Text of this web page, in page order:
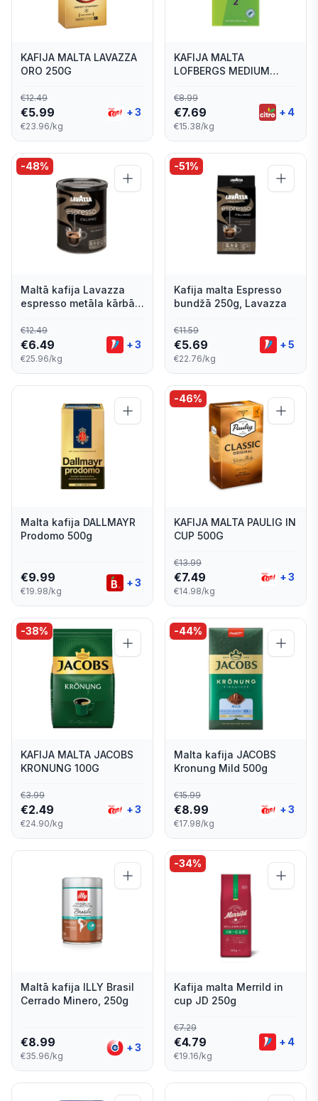
KAFIJA MALTA LAVAZZA
ORO 250G
€12.49
€5.99
€23.96/kg
+3
KAFIJA MALTA
LOFBERGS MEDIUM
€8.99
€7.69
€15.38/kg
+ 4
-48%
Maltā kafija Lavazza
espresso metāla kārbā
€12.49
€6.49
€25.96/kg
+3
-51%
Kafija malta Espresso
bundžā 250g, Lavazza
€11.59
€5.69
€22.76/kg
+5
Malta kafija DALLMAYR
Prodomo 500g
€9.99
€19.98/kg
+3
-46%
KAFIJA MALTA PAULIG IN
CUP 500G
€13.99
€7.49
€14.98/kg
+3
-38%
KAFIJA MALTA JACOBS
KRONUNG 100G
€3.99
€2.49
€24.90/kg
+3
-44%
Malta kafija JACOBS
Kronung Mild 500g
€15.99
€8.99
€17.98/kg
+3
Maltā kafija ILLY Brasil
Cerrado Minero, 250g
€8.99
€35.96/kg
+3
-34%
Kafija malta Merrild in
cup JD 250g
€7.29
€4.79
€19.16/kg
+ 4